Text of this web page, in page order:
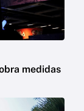
medidas